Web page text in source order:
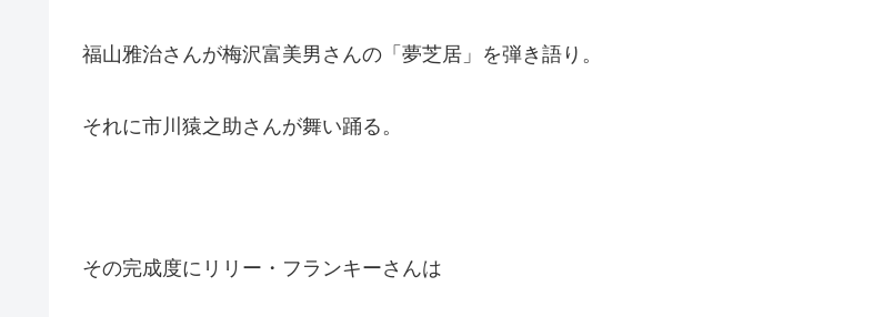
福山雅治さんが梅沢富美男さんの「夢芝居」を弾き語り。
それに市川猿之助さんが舞い踊る。
その完成度にリリー・フランキーさんは